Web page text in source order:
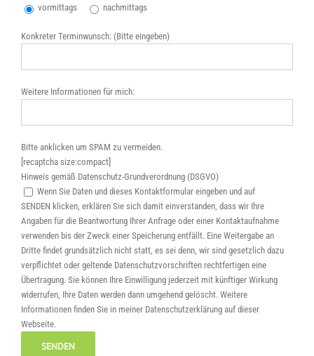
vormittags
nachmittags
Konkreter Terminwunsch: (Bitte eingeben)
Weitere Informationen für mich:
Bitte anklicken um SPAM zu vermeiden.
[recaptcha size:compact]
Hinweis gemäß Datenschutz-Grundverordnung (DSGVO)
Wenn Sie Daten und dieses Kontaktformular eingeben und auf
SENDEN klicken, erklären Sie sich damit einverstanden, dass wir Ihre
Angaben für die Beantwortung Ihrer Anfrage oder einer Kontaktaufnahme
verwenden bis der Zweck einer Speicherung entfällt. Eine Weitergabe an
Dritte findet grundsätzlich nicht statt, es sei denn, wir sind gesetzlich dazu
verpflichtet oder geltende Datenschutzvorschriften rechtfertigen eine
Übertragung. Sie können Ihre Einwilligung jederzeit mit künftiger Wirkung
widerrufen, Ihre Daten werden dann umgehend gelöscht. Weitere
Informationen finden Sie in meiner Datenschutzerklärung auf dieser
Webseite.